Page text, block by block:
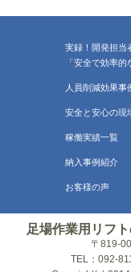
実録！開発担当
「安全で効率
人員削減効果事
安全と安心の現
稼働実績一覧
納入事例紹介
お客様の声
足場作業用リフ
〒819-
TEL：092-